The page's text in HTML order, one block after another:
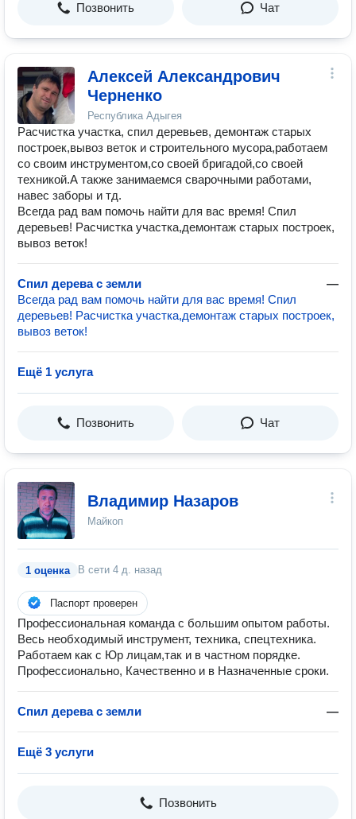
Позвонить Чат
Алексей Александрович
Черненко
Республика Адыгея
Расчистка участка, спил деревьев, демонтаж старых
построек,вывоз веток и строительного мусора,работаем
со своим инструментом,со своей бригадой,со своей
техникой.А также занимаемся сварочными работами,
навес заборы и тд.
Всегда рад вам помочь найти для вас время! Спил
деревьев! Расчистка участка,демонтаж старых построек,
вывоз веток!
Спил дерева с земли
—
Всегда рад вам помочь найти для вас время! Спил
деревьев! Расчистка участка,демонтаж старых построек,
вывоз веток!
Ещё 1 услуга
Позвонить Чат
Владимир Назаров
Майкоп
1 оценка В сети 4 д. назад
Паспорт проверен
Профессиональная команда с большим опытом работы.
Весь необходимый инструмент, техника, спецтехника.
Работаем как с Юр лицам,так и в частном порядке.
Профессионально, Качественно и в Назначенные сроки.
Спил дерева с земли —
Ещё 3 услуги
Позвонить